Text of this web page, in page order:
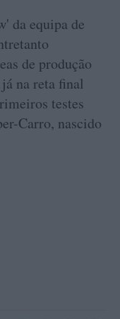
da equipa de
de produção
na reta final
testes
Carro, nascido